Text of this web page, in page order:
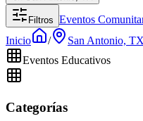
Filtros Eventos
Inicio
/ San Antonio, TX
Eventos Educativos
Categorías